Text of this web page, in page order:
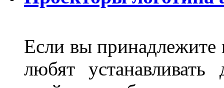
Если вы принадлежите
любят устанавливать